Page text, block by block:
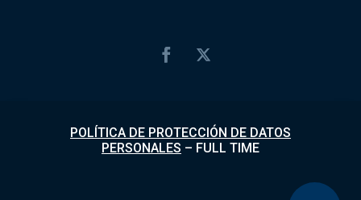
POLÍTICA DE PROTECCIÓN DE DATOS
PERSONALES – FULL TIME